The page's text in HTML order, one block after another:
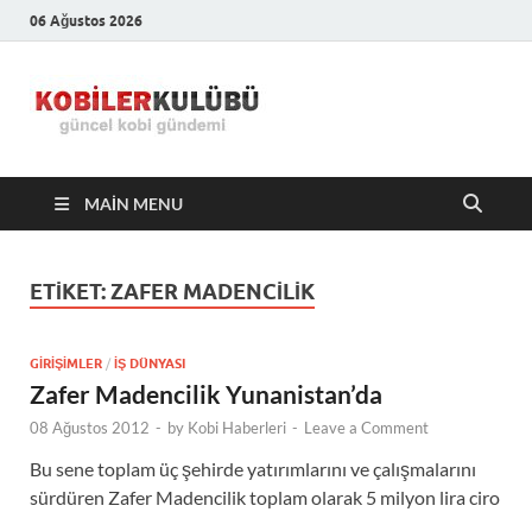
06 Ağustos 2026
Kulübü –
En Güncel
Kobi
MAIN MENU
ETIKET:ZAFER MADENCILIK
GIRIŞIMLER / İŞ DÜNYASI
Zafer Madencilik Yunanistan’da
08 Ağustos 2012 - by Kobi Haberleri - Leave a Comment
Bu sene toplam üç şehirde yatırımlarını ve çalışmalarını
sürdüren Zafer Madencilik toplam olarak 5 milyon lira ciro